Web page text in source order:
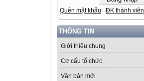
Quên mật khẩu ĐK thành viên
THÔNG TIN
Giới thiệu chung
Cơ cấu tổ chức
Văn bản mới